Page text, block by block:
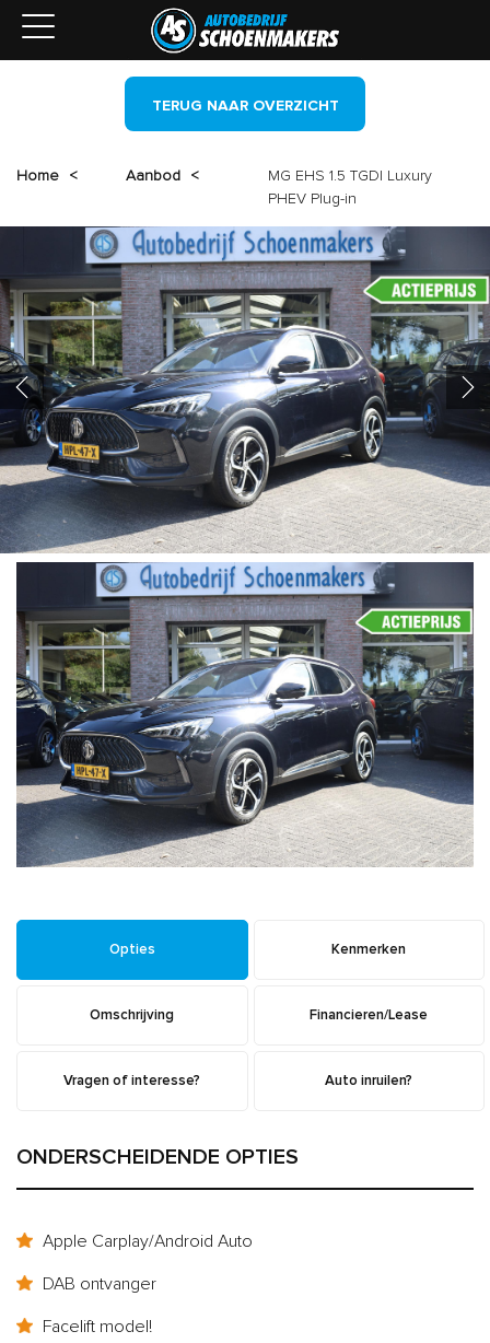
TERUG NAAR OVERZICHT
Home < Aanbod <
MG EHS 1.5 TGDI Luxury
PHEV Plug-in
Opties Kenmerken
Omschrijving Financieren/Lease
Vragen of interesse? Auto inruilen?
ONDERSCHEIDENDE OPTIES
Apple Carplay/Android Auto
DAB ontvanger
Facelift model!